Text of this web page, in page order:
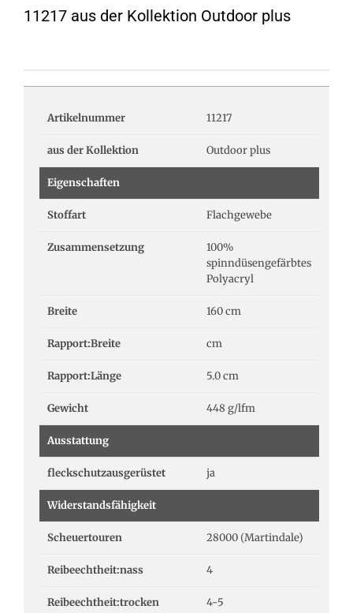
11217 aus der Kollektion Outdoor plus
Artikelnummer 11217
aus der Kollektion Outdoor plus
Eigenschaften
Stoffart Flachgewebe
Zusammensetzung
100%
spinndüsengefärbtes
Polyacryl
Breite 160 cm
Rapport:Breite cm
Rapport:Länge 5.0 cm
Gewicht 448 g/lfm
Ausstattung
fleckschutzausgerüstet ja
Widerstandsfähigkeit
Scheuertouren 28000 (Martindale)
Reibeechtheit:nass 4
Reibeechtheit:trocken 4-5